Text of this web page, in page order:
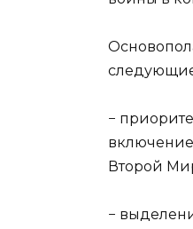
−
Второй
−